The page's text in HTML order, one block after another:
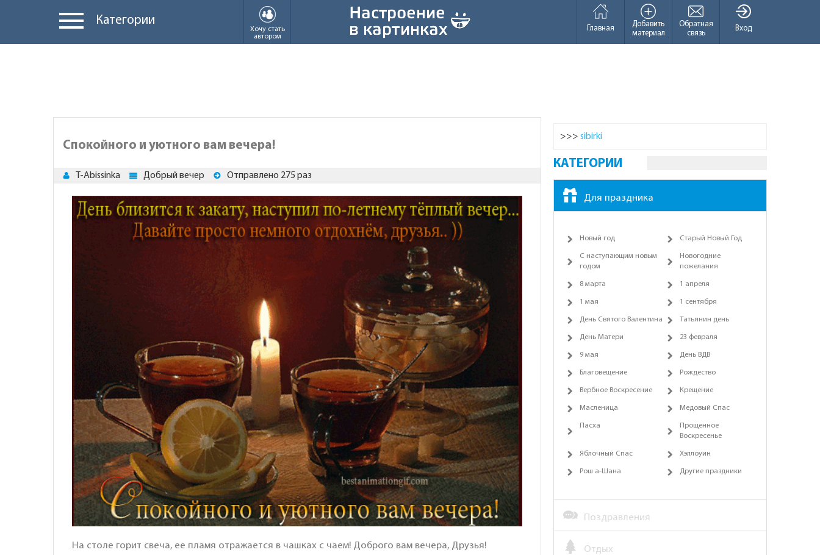
Категории
Хочу стать
автором
Вход
Обратная
связь
Добавить
материал
Главная
Спокойного и уютного вам вечера!
T-Abissinka Добрый вечер Отправлено 275 раз
На столе горит свеча, ее пламя отражается в чашках с чаем! Доброго вам вечера, Друзья!
>>> sibirki
КАТЕГОРИИ
Для праздника
Новый год Старый Новый Год
С наступающим новым
годом
Новогодние
пожелания
8 марта 1 апреля
1 мая 1 сентября
День Святого Валентина Татьянин день
День Матери 23 февраля
9 мая День ВДВ
Благовещение Рождество
Вербное Воскресение Крещение
Масленица Медовый Спас
Пасха
Прощенное
Воскресенье
Яблочный Спас Хэллоуин
Рош а-Шана Другие праздники
Поздравления
Отдых